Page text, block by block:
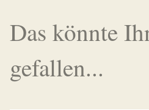
Das könnte
gefallen...